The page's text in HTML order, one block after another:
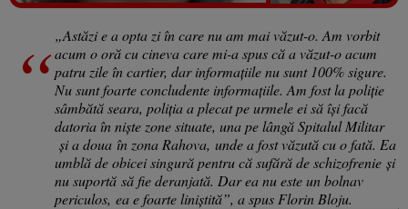
Vezi galeria foto
5 poze
„Astăzi e a opta zi în care nu am mai văzut-o. Am vorbit
acum o oră cu cineva care mi-a spus că a văzut-o acum
patru zile în cartier, dar informațiile nu sunt 100% sigure.
Nu sunt foarte concludente informațiile. Am fost la poliție
sâmbătă seara, poliția a plecat pe urmele ei să își facă
datoria în niște zonesituate, una pe lângă Spitalul Militar
și a doua în zona Rahova, unde a fost văzută cu o fată. Ea
umblă de obicei singurăpentru că sufără de schizofrenie și
nu suportă să fie deranjată. Dar ea nu este un bolnav
periculos, ea e foarte liniștită”, a spus Florin Bloju.